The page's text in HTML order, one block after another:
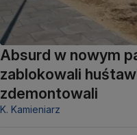
Absurd w nowym
zablokowali
zdemontowali
K. Kamieniarz